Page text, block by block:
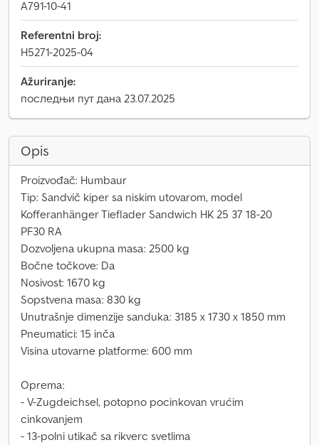
A791-10-41
Referentni broj:
H5271-2025-04
Ažuriranje:
последњи пут дана 23.07.2025
Opis
Proizvođač: Humbaur
Tip: Sandvič kiper sa niskim utovarom, model
Kofferanhänger Tieflader Sandwich HK 25 37 18-20
PF30 RA
Dozvoljena ukupna masa: 2500 kg
Bočne točkove: Da
Nosivost: 1670 kg
Sopstvena masa: 830 kg
Unutrašnje dimenzije sanduka: 3185 x 1730 x 1850 mm
Pneumatici: 15 inča
Visina utovarne platforme: 600 mm
Oprema:
- V-Zugdeichsel, potopno pocinkovan vrućim
cinkovanjem
- 13-polni utikač sa rikverc svetlima